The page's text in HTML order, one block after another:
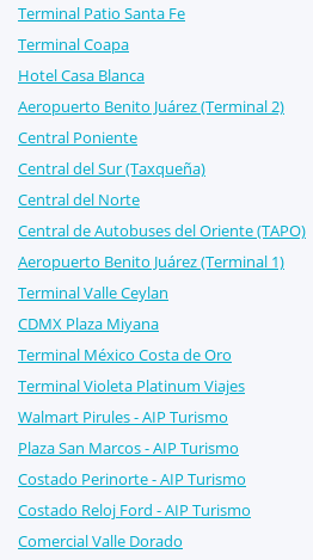
Terminal Patio Santa Fe
Terminal Coapa
Hotel Casa Blanca
Aeropuerto Benito Juárez (Terminal 2)
Central Poniente
Central del Sur (Taxqueña)
Central del Norte
Central de Autobuses del Oriente (TAPO)
Aeropuerto Benito Juárez (Terminal 1)
Terminal Valle Ceylan
CDMX Plaza Miyana
Terminal México Costa de Oro
Terminal Violeta Platinum Viajes
Walmart Pirules - AIP Turismo
Plaza San Marcos - AIP Turismo
Costado Perinorte - AIP Turismo
Costado Reloj Ford - AIP Turismo
Comercial Valle Dorado